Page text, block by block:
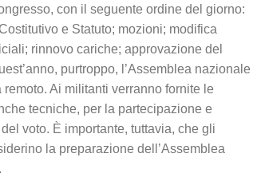
con il seguente ordine del giorno:
e Statuto; mozioni; modifica
rinnovo cariche; approvazione del
purtroppo, l’Assemblea nazionale
remoto. Ai militanti verranno fornite le
tecniche, per la partecipazione e
del voto. È importante, tuttavia, che gli
la preparazione dell’Assemblea